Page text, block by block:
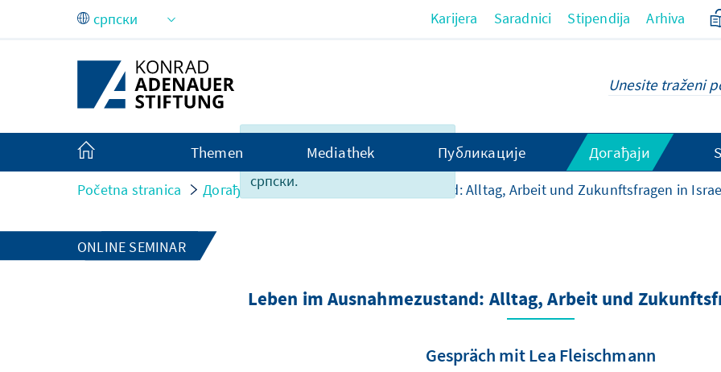
Skip to Main Content
nije u potpunosti dostupan na
српски.
Karijera Saradnici Stipendija Arhiva
Themen Mediathek Публикације Догађаји
Početna stranica Догађаји Leben im Ausnahmezustand: Alltag, Arbeit und Zukunftsfragen in
ONLINE SEMINAR
Leben im Ausnahmezustand: Alltag, Arbeit und
Gespräch mit Lea Fleischmann